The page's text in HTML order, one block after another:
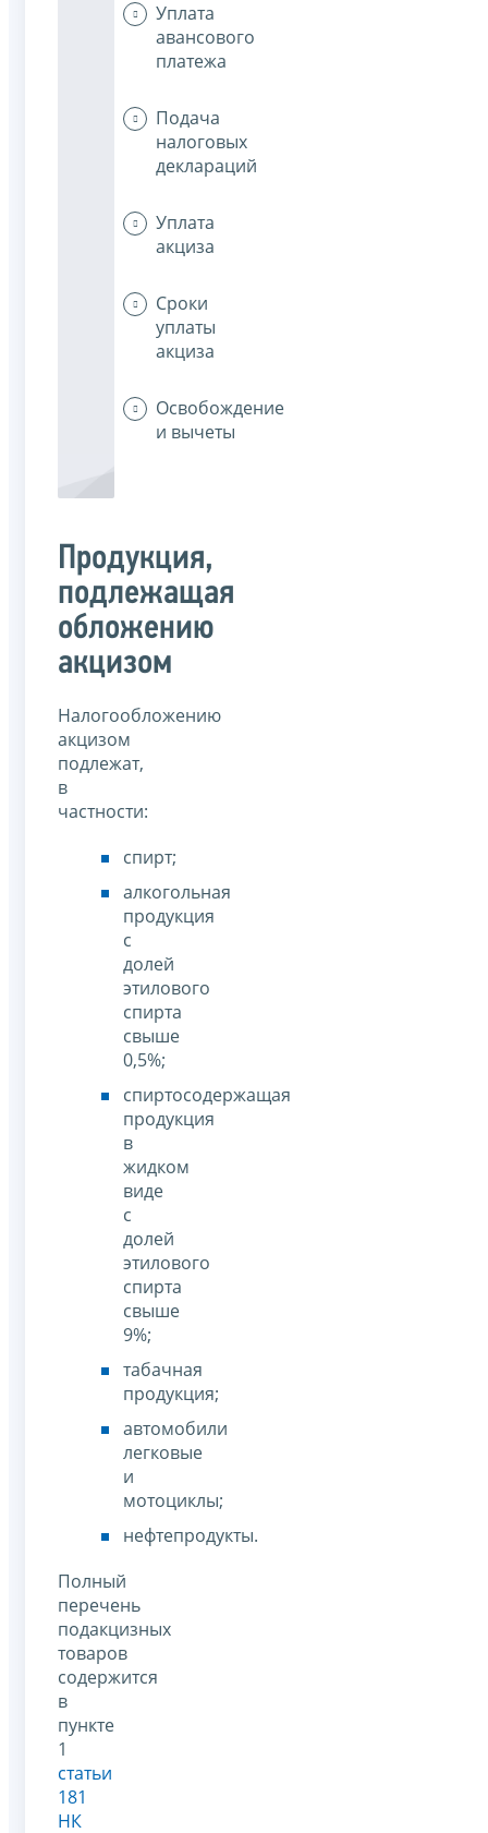
Уплата
авансового
платежа
Подача
налоговых
деклараций
Уплата
акциза
Сроки
уплаты
акциза
Освобождение
и вычеты
Продукция,
подлежащая
обложению
акцизом
Налогообложению
акцизом
подлежат,
в
частности:
спирт;
алкогольная
продукция
с
долей
этилового
спирта
свыше
0,5%;
спиртосодержащая
продукция
в
жидком
виде
с
долей
этилового
спирта
свыше
9%;
табачная
продукция;
автомобили
легковые
и
мотоциклы;
нефтепродукты.
Полный
перечень
подакцизных
товаров
содержится
в
пункте
1
статьи
181
НК